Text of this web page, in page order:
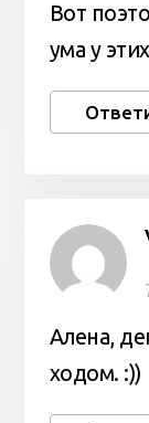
Вот
ума у
Алена,
ходом. :))